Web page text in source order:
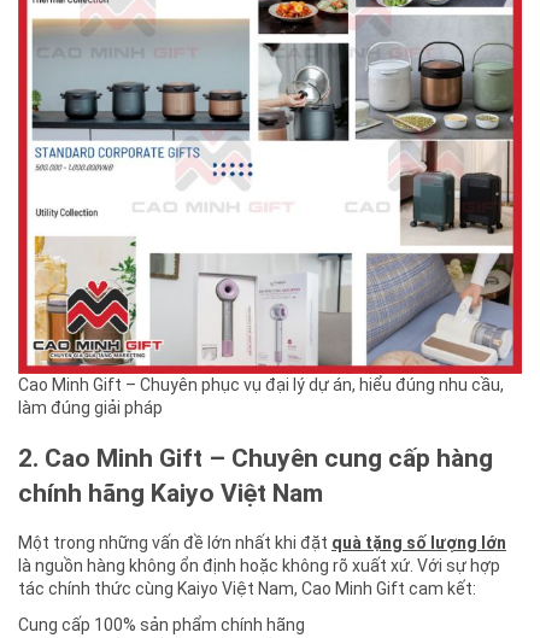
Cao Minh Gift – Chuyên phục vụ đại lý dự án, hiểu đúng nhu cầu,
làm đúng giải pháp
2. Cao Minh Gift – Chuyên cung cấp hàng
chính hãng Kaiyo Việt Nam
Một trong những vấn đề lớn nhất khi đặt quà tặng số lượng lớn
là nguồn hàng không ổn định hoặc không rõ xuất xứ. Với sự hợp
tác chính thức cùng Kaiyo Việt Nam, Cao Minh Gift cam kết:
Cung cấp 100% sản phẩm chính hãng